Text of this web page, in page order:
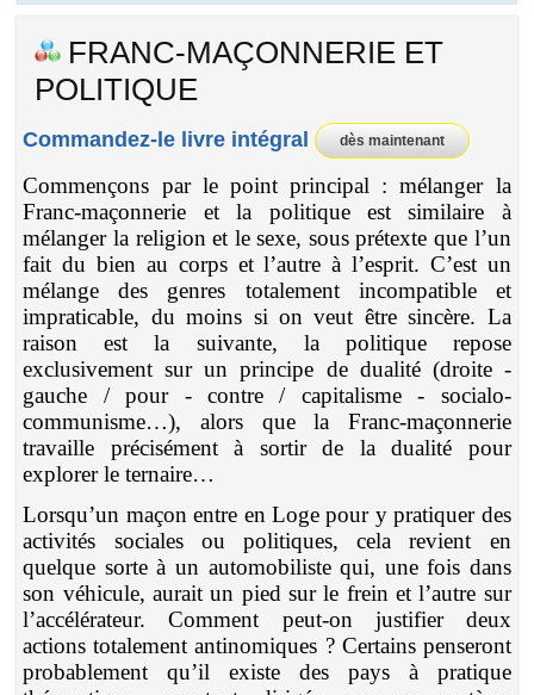
FRANC-MAÇONNERIE ET
POLITIQUE
Commandez-le livre intégral dès maintenant
Commençons par le point principal : mélanger la
Franc-maçonnerie et la politique est similaire à
mélanger la religion et le sexe, sous prétexte que l’un
fait du bien au corps et l’autre à l’esprit. C’est un
mélange des genres totalement incompatible et
impraticable, du moins si on veut être sincère. La
raison est la suivante, la politique repose
exclusivement sur un principe de dualité (droite -
gauche / pour - contre / capitalisme - socialo-
communisme…), alors que la Franc-maçonnerie
travaille précisément à sortir de la dualité pour
explorer le ternaire…
Lorsqu’un maçon entre en Loge pour y pratiquer des
activités sociales ou politiques, cela revient en
quelque sorte à un automobiliste qui, une fois dans
son véhicule, aurait un pied sur le frein et l’autre sur
l’accélérateur. Comment peut-on justifier deux
actions totalement antinomiques ? Certains penseront
probablement qu’il existe des pays à pratique